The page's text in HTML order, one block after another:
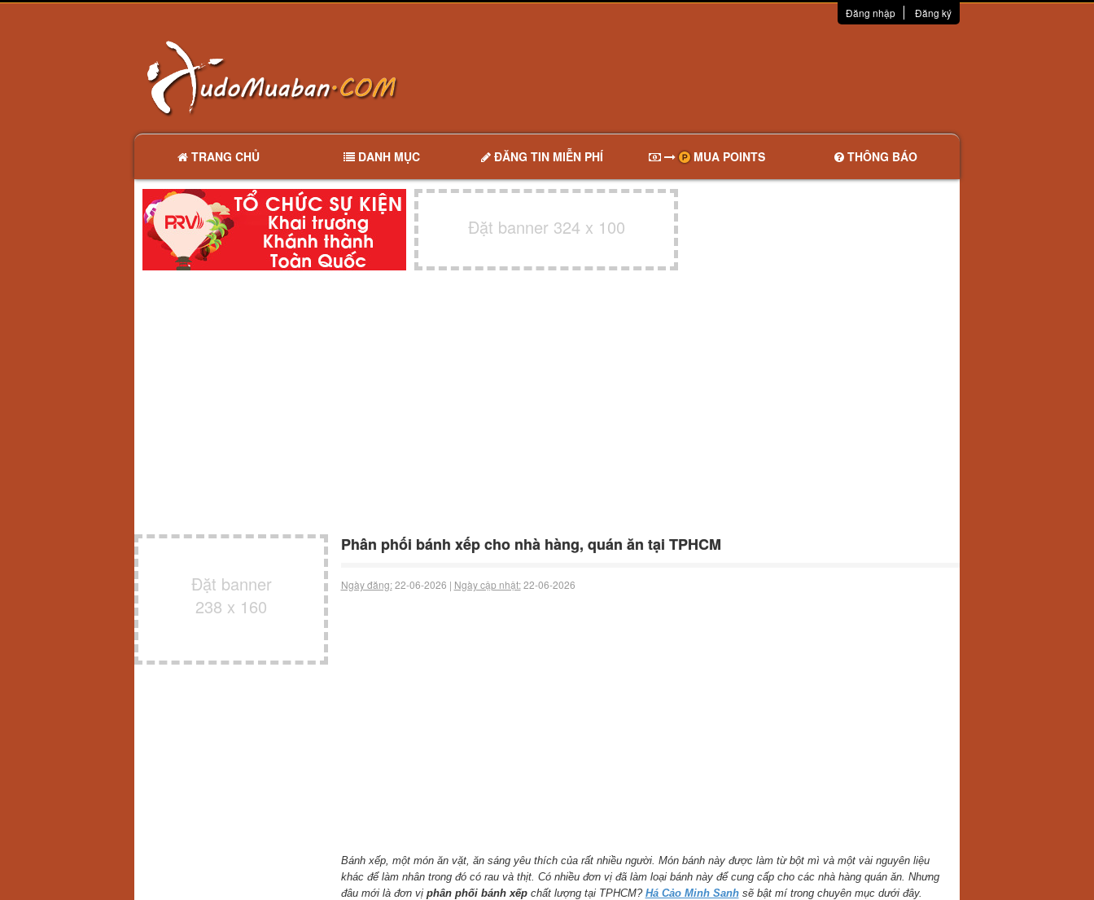
Đăng nhập Đăng ký
TRANG CHỦ DANH MỤC ĐĂNG TIN MIỄN PHÍ MUA POINTS THÔNG BÁO
Đặt banner 324 x 100
Đặt banner
238 x 160
Phân phối bánh xếp cho nhà hàng, quán ăn tại TPHCM
Ngày đăng:22-06-2026 | Ngày cập nhật:22-06-2026
Bánh xếp, một món ăn vặt, ăn sáng yêu thích của rất nhiều người. Món bánh này được làm từ bột mì và một vài nguyên liệu
khác để làm nhân trong đó có rau và thịt. Có nhiều đơn vị đã làm loại bánh này để cung cấp cho các nhà hàng quán ăn. Nhưng
đâu mới là đơn vị phân phối bánh xếp chất lượng tại TPHCM? Há Cảo Minh Sanhsẽ bật mí trong chuyên mục dưới đây.